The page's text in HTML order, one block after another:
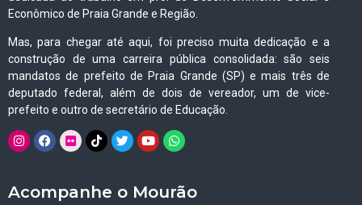
Econômico de Praia Grande e Região.
Mas, para chegar até aqui, foi preciso muita dedicação e a
construção de uma carreira pública consolidada: são seis
mandatos de prefeito de Praia Grande (SP) e mais três de
deputado federal, além de dois de vereador, um de vice-
prefeito e outro de secretário de Educação.
Acompanhe o Mourão